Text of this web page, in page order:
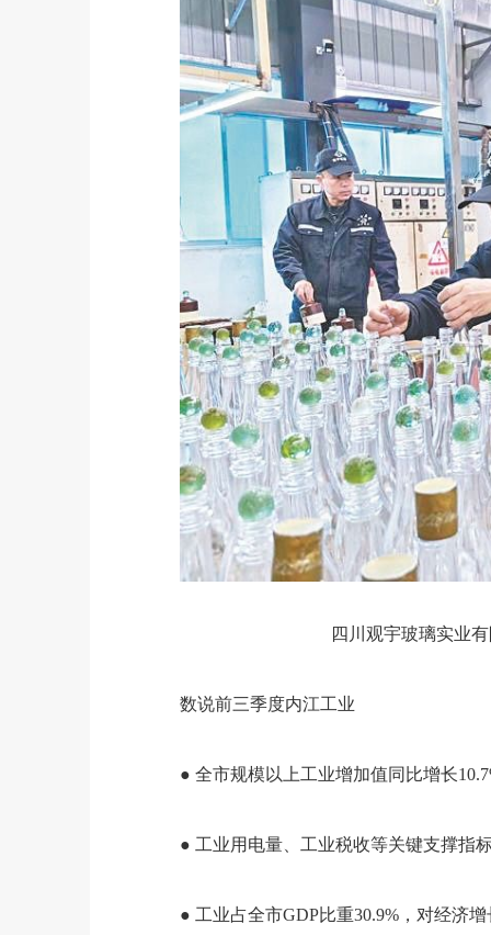
四川观宇玻璃实业
数说前三季度内江工业
● 全市规模以上工业增加值同比增长
● 工业用电量、工业税收等关键支撑指
● 工业占全市GDP比重30.9%，对经济